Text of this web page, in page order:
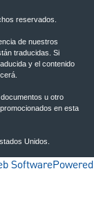
reservados.
de nuestros
traducidas. Si
y el contenido
u otro
en esta
Unidos.
Powered